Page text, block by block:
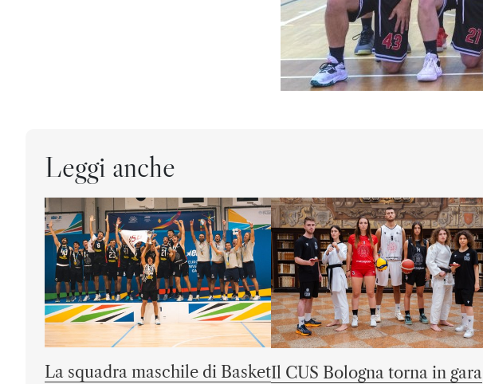
Leggi anche
La squadra maschile di BasketIl CUS Bologna torna in gara